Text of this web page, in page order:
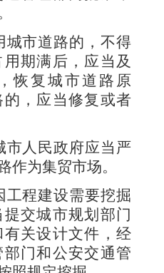
城市道路的，不得
期满后，应当及
恢复城市道路原
，应当修复或者
市人民政府应当严
作为集贸市场。
工程建设需要挖掘
交城市规划部门
关设计文件，经
门和公安交通管